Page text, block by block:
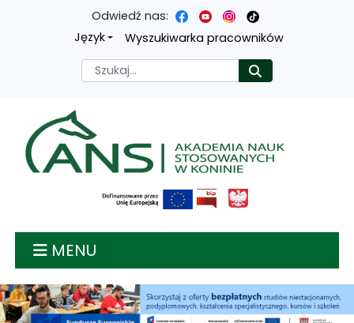
Przejdź
treści
głównej
Przejdź
menu
nawigacyjnego
Przejdź
wyszukiwarki
Przejdź
mapy
strony
Odwiedź nas:
Język
Wyszukiwarka pracowników
Szukaj
Akademia nauk
MENU